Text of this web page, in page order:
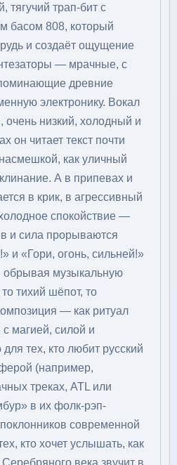
трап-бит с
басом 808, который
и создаёт ощущение
— мрачные, с
древние
электронику. Вокал
очень низкий, холодный и
он читает текст почти
как уличный
А в припевах и
в крик, в агрессивный
спокойствие —
и сила прорываются
и «Гори, огонь, сильней!»
обрывая музыкальную
тихий шёпот, то
— как ритуал
с магией, силой и
тех, кто любит русский
(например,
треках, ATL или
в их фолк-рэп-
современной
кто хочет услышать, как